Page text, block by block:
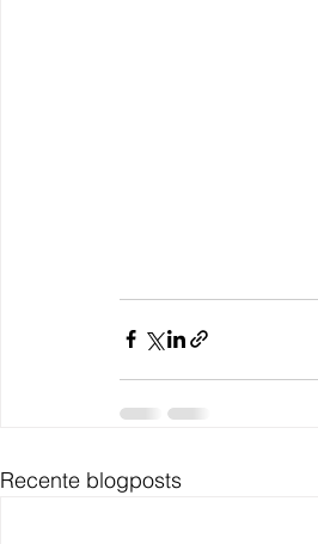
Recente blogposts